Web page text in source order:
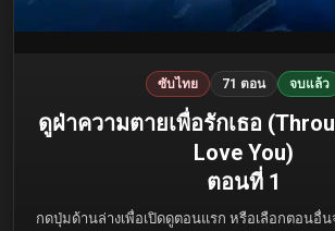
ซับไทย 71 ตอน จบแล้ว
ดูฝ่าความตายเพื่อรักเธอ
Love You)
ตอนที่ 1
กดปุ่มด้านล่างเพื่อเปิดดูตอนแรก หรือเลือกตอนอื่น